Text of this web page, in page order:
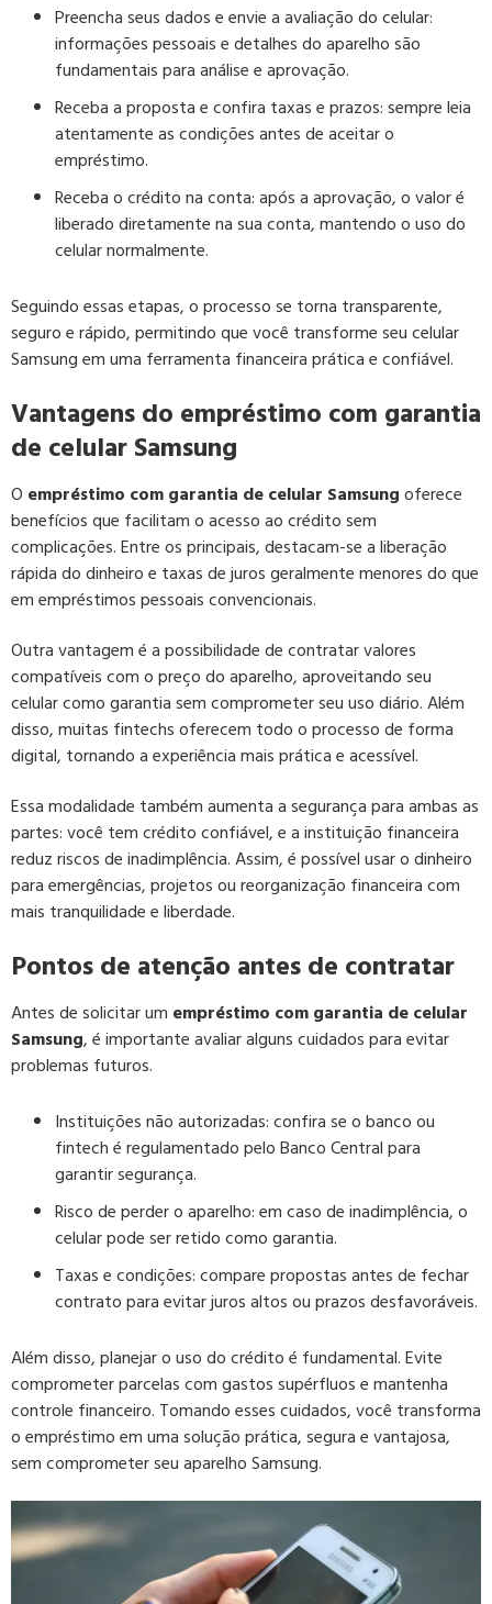
Preencha seus dados e envie a avaliação do celular:
informações pessoais e detalhes do aparelho são
fundamentais para análise e aprovação.
Receba a proposta e confira taxas e prazos:sempre leia
atentamente as condições antes de aceitar o
empréstimo.
Receba o crédito na conta:após a aprovação, o valor é
liberado diretamente na sua conta, mantendo o uso do
celular normalmente.
Seguindo essas etapas, o processo se torna transparente,
seguro e rápido, permitindo que você transforme seu celular
Samsung em uma ferramenta financeira prática e confiável.
Vantagens do empréstimo com garantia
de celular Samsung
O empréstimo com garantia de celular Samsungoferece
benefícios que facilitam o acesso ao crédito sem
complicações. Entre os principais, destacam-se a liberação
rápida do dinheiro e taxas de juros geralmente menores do que
em empréstimos pessoais convencionais.
Outra vantagem é a possibilidade de contratar valores
compatíveis com o preço do aparelho, aproveitando seu
celular como garantia sem comprometer seu uso diário. Além
disso, muitas fintechs oferecem todo o processo de forma
digital, tornando a experiência mais prática e acessível.
Essa modalidade também aumenta a segurança para ambas as
partes: você tem crédito confiável, e a instituição financeira
reduz riscos de inadimplência. Assim, é possível usar o dinheiro
para emergências, projetos ou reorganização financeira com
mais tranquilidade e liberdade.
Pontos de atenção antes de contratar
Antes de solicitar um empréstimo com garantia de celular
Samsung, é importante avaliar alguns cuidados para evitar
problemas futuros.
Instituições não autorizadas:confira se o banco ou
fintech é regulamentado pelo Banco Central para
garantir segurança.
Risco de perder o aparelho:em caso de inadimplência, o
celular pode ser retido como garantia.
Taxas e condições:compare propostas antes de fechar
contrato para evitar juros altos ou prazos desfavoráveis.
Além disso, planejar o uso do crédito é fundamental. Evite
comprometer parcelas com gastos supérfluos e mantenha
controle financeiro. Tomando esses cuidados, você transforma
o empréstimo em uma solução prática, segura e vantajosa,
sem comprometer seu aparelho Samsung.